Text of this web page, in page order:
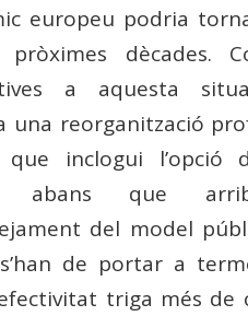
europeu podria
dècades.
a aquesta
una reorganització
que inclogui l’opció
abans que
del model
de portar a
triga més de